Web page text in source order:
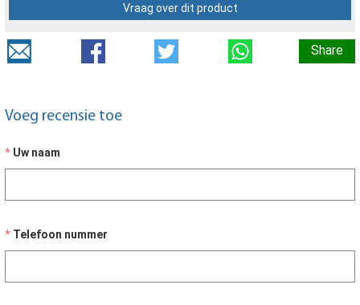
Vraag over dit product
Share
Voeg recensie toe
Uw naam
Telefoon nummer